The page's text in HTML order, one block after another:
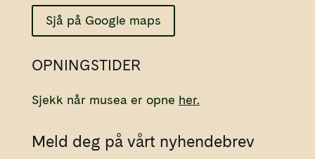
Sjå på Google maps
OPNINGSTIDER
Sjekk når musea er opne her.
Meld deg på vårt nyhendebrev